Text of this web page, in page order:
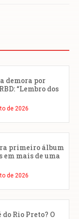
demora por
“Lembro dos
de 2026
primeiro álbum
mais de uma
de 2026
Rio Preto? O